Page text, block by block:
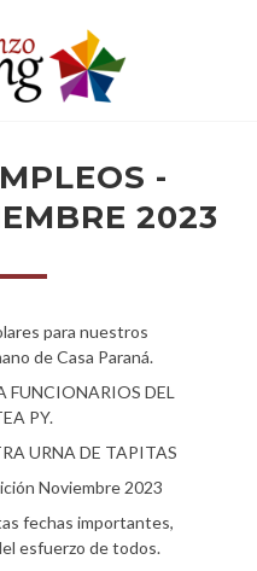
-
2023
para nuestros
de Casa Paraná.
DEL
PY.
URNA DE TAPITAS
Noviembre 2023
fechas importantes,
esfuerzo de todos.